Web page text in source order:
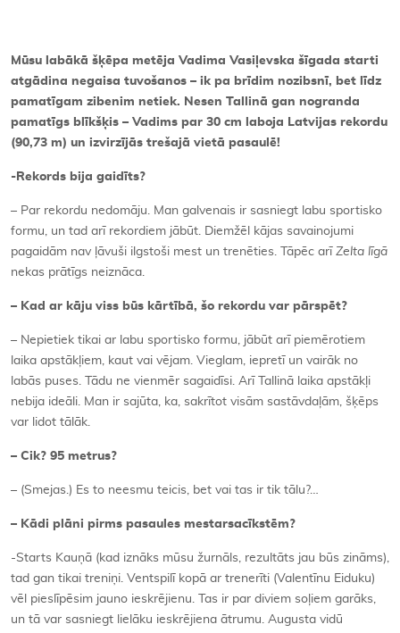
Mūsu labākā šķēpa metēja Vadima Vasiļevska šīgada starti
atgādina negaisa tuvošanos – ik pa brīdim nozibsnī, bet līdz
pamatīgam zibenim netiek. Nesen Tallinā gan nogranda
pamatīgs blīkšķis – Vadims par 30 cm laboja Latvijas rekordu
(90,73 m) un izvirzījās trešajā vietā pasaulē!
-Rekords bija gaidīts?
– Par rekordu nedomāju. Man galvenais ir sasniegt labu sportisko
formu, un tad arī rekordiem jābūt. Diemžēl kājas savainojumi
pagaidām nav ļāvuši ilgstoši mest un trenēties. Tāpēc arī Zelta līgā
nekas prātīgs neiznāca.
– Kad ar kāju viss būs kārtībā, šo rekordu var pārspēt?
– Nepietiek tikai ar labu sportisko formu, jābūt arī piemērotiem
laika apstākļiem, kaut vai vējam. Vieglam, iepretī un vairāk no
labās puses. Tādu ne vienmēr sagaidīsi. Arī Tallinā laika apstākļi
nebija ideāli. Man ir sajūta, ka, sakrītot visām sastāvdaļām, šķēps
var lidot tālāk.
– Cik? 95 metrus?
– (Smejas.) Es to neesmu teicis, bet vai tas ir tik tālu?…
– Kādi plāni pirms pasaules mestarsacīkstēm?
-Starts Kauņā (kad iznāks mūsu žurnāls, rezultāts jau būs zināms),
tad gan tikai treniņi. Ventspilī kopā ar trenerīti (Valentīnu Eiduku)
vēl pieslīpēsim jauno ieskrējienu. Tas ir par diviem soļiem garāks,
un tā var sasniegt lielāku ieskrējiena ātrumu. Augusta vidū